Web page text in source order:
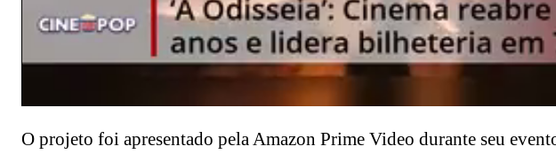
O projeto foi apresentado pela Amazon Prime Video durante seu